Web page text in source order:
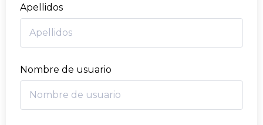
Apellidos
Nombre de usuario